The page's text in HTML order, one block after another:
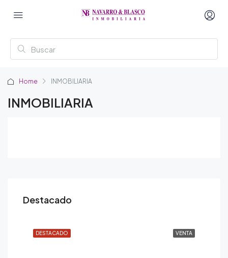
Home INMOBILIARIA
INMOBILIARIA
Destacado
VENTA
DESTACADO